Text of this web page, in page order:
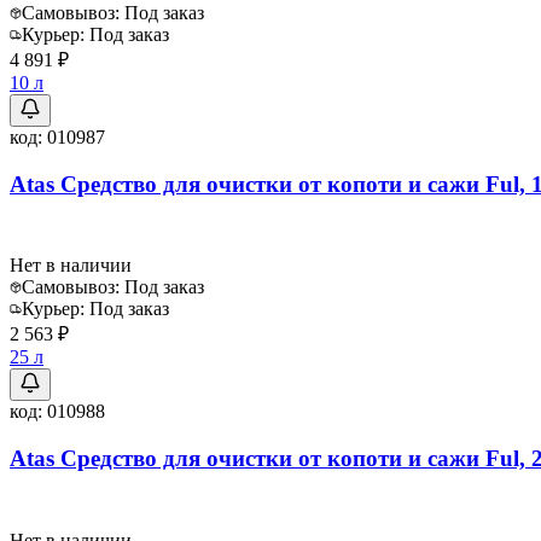
Самовывоз: Под заказ
Курьер: Под заказ
4 891 ₽
10 л
код: 010987
Atas Средство для очистки от копоти и сажи Ful,
Нет в наличии
Самовывоз: Под заказ
Курьер: Под заказ
2 563 ₽
25 л
код: 010988
Atas Средство для очистки от копоти и сажи Ful,